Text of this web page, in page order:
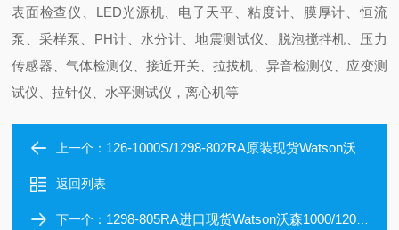
表面检查仪、LED光源机、电子天平、粘度计、膜厚计、恒流
泵、采样泵、PH计、水分计、地震测试仪、脱泡搅拌机、压力
传感器、气体检测仪、接近开关、拉拔机、异音检测仪、应变测
试仪、拉针仪、水平测试仪，离心机等
上一个： 126-1000S/1298-802RA原装现货Watson沃森1000/1200μL滤芯吸头
返回列表
下一个： 1298-805RA进口现货Watson沃森1000/1200μL滤芯吸头